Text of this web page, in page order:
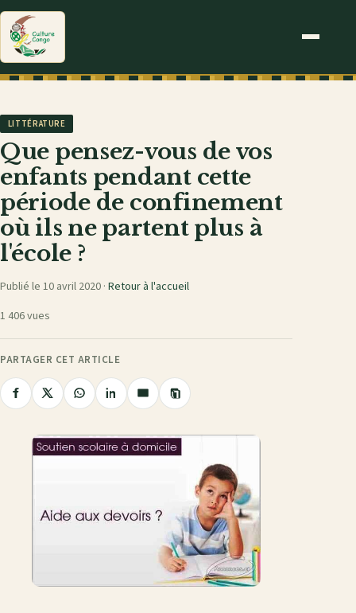
LITTÉRATURE
Que pensez-vous de vos
enfants pendant cette
période de confinement
où ils ne partent plus à
l'école ?
Publié le 10 avril 2020 · Retour à l'accueil
1 406 vues
PARTAGER CET ARTICLE
Partager
Facebook
Partager
X
Partager
WhatsApp
Partager
LinkedIn
Partager
e-
Copier
le